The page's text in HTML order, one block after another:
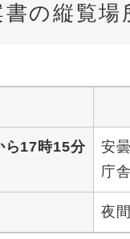
の縦覧場
17時15分
安
庁
夜